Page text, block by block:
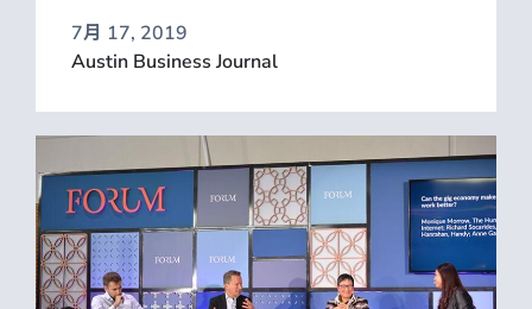
7月 17, 2019
Austin Business Journal